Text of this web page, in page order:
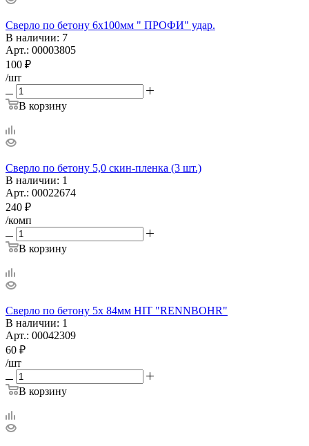
Сверло по бетону 6х100мм " ПРОФИ" удар.
В наличии: 7
Арт.: 00003805
100 ₽
/шт
В корзину
Сверло по бетону 5,0 скин-пленка (3 шт.)
В наличии: 1
Арт.: 00022674
240 ₽
/комп
В корзину
Сверло по бетону 5х 84мм HIT "RENNBOHR"
В наличии: 1
Арт.: 00042309
60 ₽
/шт
В корзину